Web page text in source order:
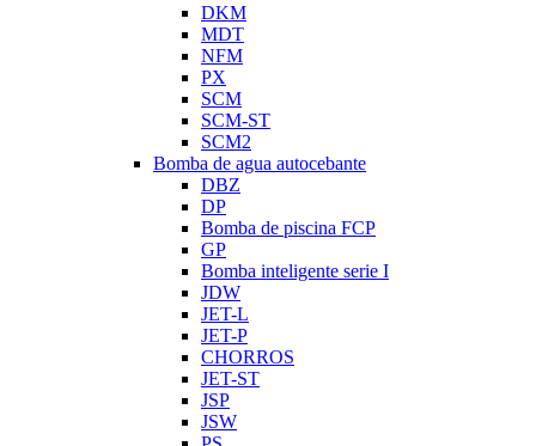
DKM
MDT
NFM
PX
SCM
SCM-ST
SCM2
Bomba de agua autocebante
DBZ
DP
Bomba de piscina FCP
GP
Bomba inteligente serie I
JDW
JET-L
JET-P
CHORROS
JET-ST
JSP
JSW